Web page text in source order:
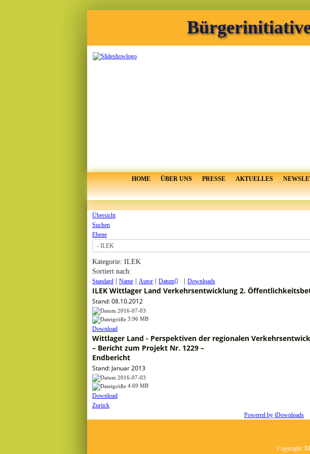
HOME ÜBER UNS PRESSE AKTUELLES
Übersicht
Suchen
Ebene
Kategorie: ILEK
Sortiert nach:
Standard Name Autor Datum Downloads
ILEK Wittlager Land Verkehrsentwicklung 2.
Stand: 08.10.2012
2016-07-03
3.96 MB
Download
Wittlager Land - Perspektiven der regionalen
– Bericht zum Projekt Nr. 1229 –
Endbericht
Stand: Januar 2013
2016-07-03
4.69 MB
Download
Zurück
Powered by jDownloads
Copyright: